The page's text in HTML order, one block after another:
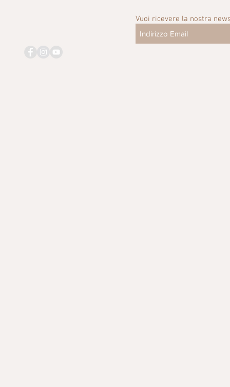
Vuoi ricevere la nostra